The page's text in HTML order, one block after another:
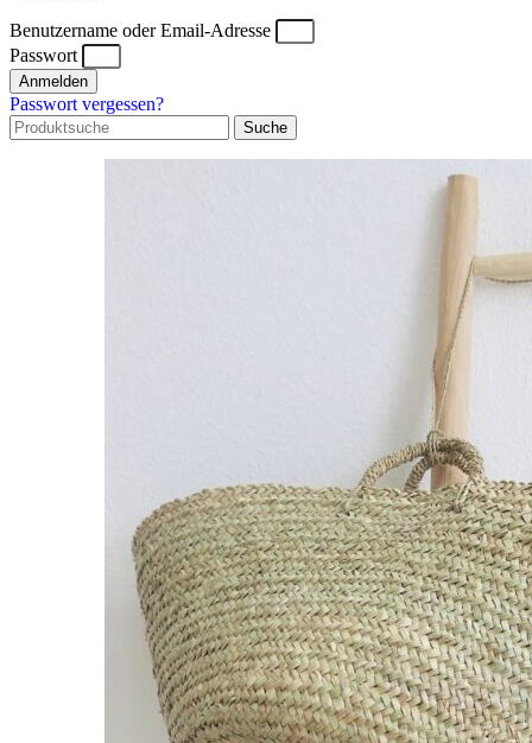
Benutzername oder Email-Adresse
Passwort
Anmelden
Passwort vergessen?
Suche